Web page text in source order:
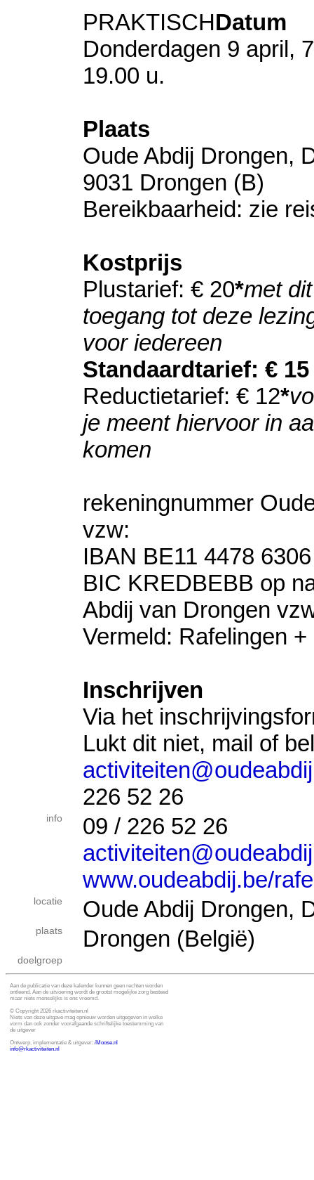
PRAKTISCHDatum
Donderdagen 9 april,
19.00 u.
Plaats
Oude Abdij Drongen,
9031 Drongen (B)
​Bereikbaarheid: zie
Kostprijs
Plustarief: € 20*met
toegang tot deze
voor iedereen
Standaardtarief: € 15
Reductietarief: € 12*
je meent hiervoor in
komen
rekeningnummer
vzw:
IBAN BE11 4478
​BIC KREDBEBB op
Abdij van Drongen
Vermeld: Rafelingen
Inschrijven
Via het
Lukt dit niet, mail of
226 52 26
info
09 / 226 52 26
www.oudeabdij.be/
locatie Oude Abdij Drongen,
plaats Drongen (België)
doelgroep
Aan de publicatie van deze kalender kunnen geen rechten worden
ontleend. Aan de uitvoering wordt de grootst mogelijke zorg besteed
maar niets menselijks is ons vreemd.
© Copyright 2026 rkactiviteiten.nl
Niets van deze uitgave mag opnieuw worden uitgegeven in welke
vorm dan ook zonder voorafgaande schriftelijke toestemming van
de uitgever
Ontwerp, implementatie & uitgever: iMoose.nl
info@rkactiviteiten.nl